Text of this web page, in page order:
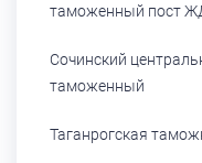
таможенный пост
Сочинский
таможенный
Таганрогская